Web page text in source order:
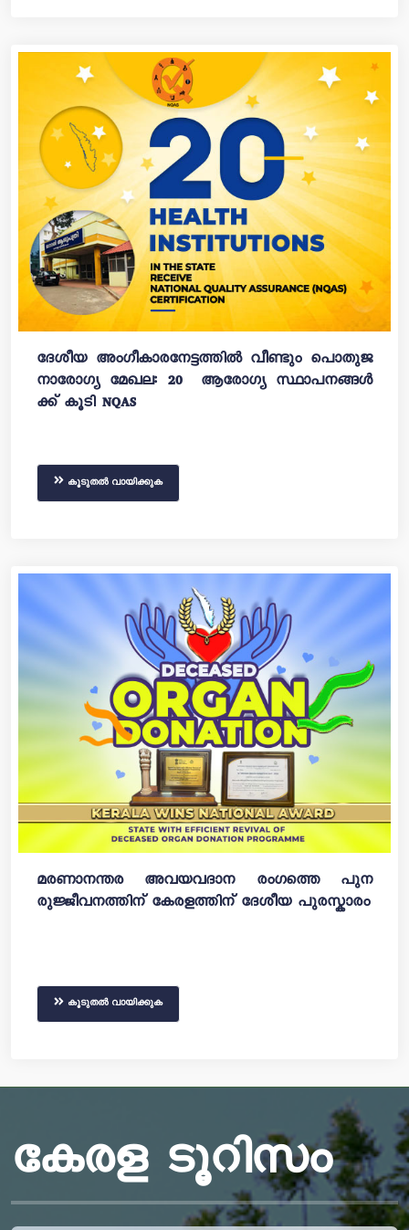
ദേശീയ അം​ഗീകാരനേട്ടത്തിൽ വീണ്ടും പൊതുജ
നാരോഗ്യ മേഖല: 20 ആരോഗ്യ സ്ഥാപനങ്ങൾ
ക്ക് കൂടി NQAS
കൂടുതൽ വായിക്കുക
മരണാനന്തര അവയവദാന രംഗത്തെ പുന
രുജ്ജീവനത്തിന് കേരളത്തിന് ദേശീയ പുരസ്കാരം
കൂടുതൽ വായിക്കുക
കേരള ടൂറിസം